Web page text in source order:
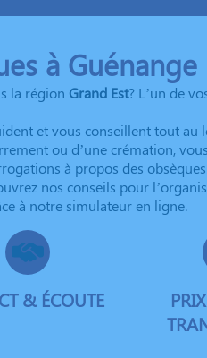
à Guénange
la région Grand Est? L’un de
et vous conseillent tout au
ou d’une crémation,
à propos des
nos conseils pour
à notre simulateur en ligne.
& ÉCOUTE